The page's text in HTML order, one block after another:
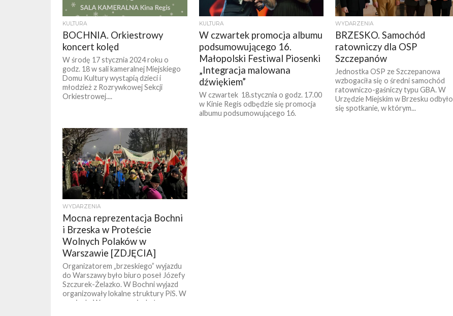
KULTURA
BOCHNIA. Orkiestrowy
koncert kolęd
W środę 17 stycznia 2024 roku o
godz. 18 w sali kameralnej Miejskiego
Domu Kultury wystąpią dzieci i
młodzież z Rozrywkowej Sekcji
Orkiestrowej....
KULTURA
W czwartek promocja albumu
podsumowującego 16.
Małopolski Festiwal Piosenki
„Integracja malowana
dźwiękiem”
W czwartek 18.stycznia o godz. 17.00
w Kinie Regis odbędzie się promocja
albumu podsumowującego 16.
WYDARZENIA
BRZESKO. Samochód
ratowniczy dla OSP
Szczepanów
Jednostka OSP ze Szczepanowa
wzbogaciła się o średni samochód
ratowniczo-gaśniczy typu GBA. W
Urzędzie Miejskim w Brzesku odbyło
się spotkanie, w którym...
WYDARZENIA
Mocna reprezentacja Bochni
i Brzeska w Proteście
Wolnych Polaków w
Warszawie [ZDJĘCIA]
Organizatorem „brzeskiego” wyjazdu
do Warszawy było biuro poseł Józefy
Szczurek-Żelazko. W Bochni wyjazd
organizowały lokalne struktury PiS. W
sumie do Warszawy pojechało...